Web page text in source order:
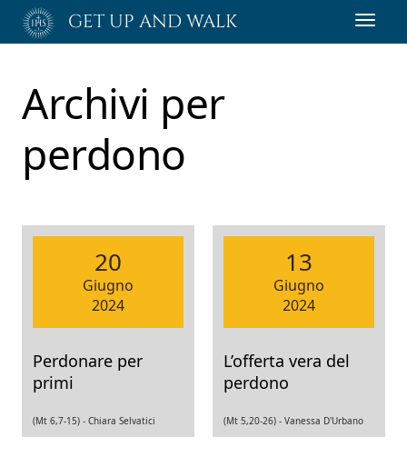
Passa
GET UP AND WALK
Archivi per
perdono
20
Giugno
2024
Perdonare per
primi
(Mt 6,7-15) - Chiara Selvatici
13
Giugno
2024
L’offerta vera del
perdono
(Mt 5,20-26) - Vanessa D'Urbano